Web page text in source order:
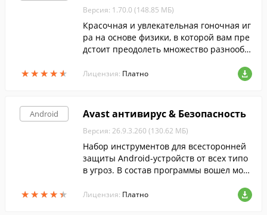
★★★★★
★★★★★
Версия: 1.70.0 (148.85 МБ)
Красочная и увлекательная гоночная иг
ра на основе физики, в которой вам пре
дстоит преодолеть множество разнообр
Лицензия: Платно
Android
★★★★★
★★★★★
Avast антивирус & Безопасность
Версия: 26.9.3.260 (130.62 МБ)
Набор инструментов для всесторонней
защиты Android-устройств от всех типо
в угроз. В состав программы вошел мощ
езопасности, а также многое другое.
Лицензия: Платно